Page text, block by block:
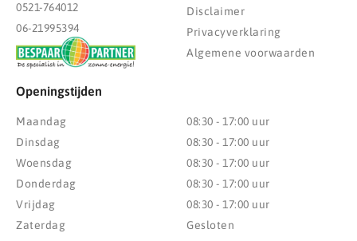
0521-764012
06-21995394
Disclaimer
Privacyverklaring
Algemene voorwaarden
Openingstijden
Maandag
Dinsdag
Woensdag
Donderdag
Vrijdag
Zaterdag
08:30 - 17:00 uur
08:30 - 17:00 uur
08:30 - 17:00 uur
08:30 - 17:00 uur
08:30 - 17:00 uur
Gesloten